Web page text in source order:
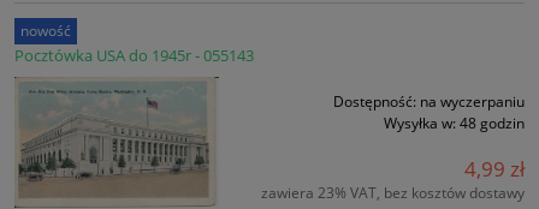
Pocztówka USA do 1945r - 055143
Dostępność: na wyczerpaniu
Wysyłka w: 48 godzin
4,99 zł
zawiera 23% VAT, bez kosztów dostawy
nowość